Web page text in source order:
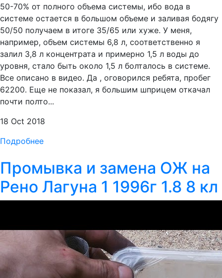
50-70% от полного объема системы, ибо вода в
системе остается в большом объеме и заливая бодягу
50/50 получаем в итоге 35/65 или хуже. У меня,
например, объем системы 6,8 л, соответственно я
залил 3,8 л концентрата и примерно 1,5 л воды до
уровня, стало быть около 1,5 л болталось в системе.
Все описано в видео. Да , оговорился ребята, пробег
62200. Еще не показал, я большим шприцем откачал
почти полто...
18 Oct 2018
Подробнее
Промывка и замена ОЖ на
Рено Лагуна 1 1996г 1.8 8 кл